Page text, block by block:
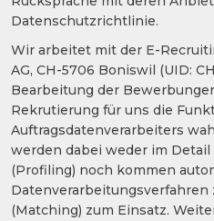
Datenschutzrichtlinie.
Wir arbeitet mit der E-
AG, CH-5706 Boniswil (UID:
Bearbeitung der
Rekrutierung für uns die
Auftragsdatenverarbeiters
werden dabei weder im
(Profiling) noch kommen
(Matching) zum Einsatz.